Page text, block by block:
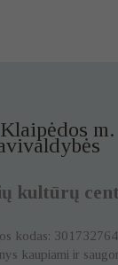
m.
kultūrų
kodas: 301732764
kaupiami ir